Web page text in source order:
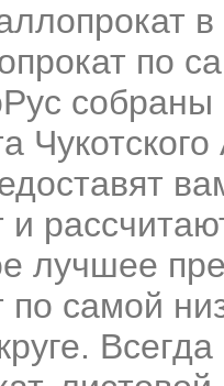
по
и
лучшее
по самой